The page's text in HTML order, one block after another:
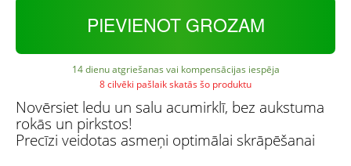
PIEVIENOT GROZAM
14 dienu atgriešanas vai kompensācijas iespēja
8 cilvēki pašlaik skatās šo produktu
Novērsiet ledu un salu acumirklī, bez aukstuma
rokās un pirkstos!
Precīzi veidotas asmeņi optimālai skrāpēšanai